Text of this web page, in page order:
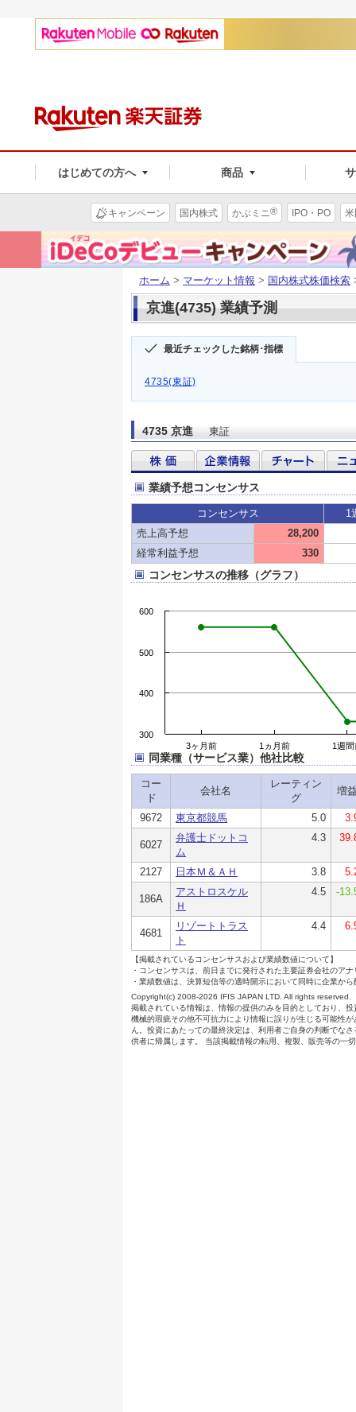
はじめての方へ 商品
キャンペーン 国内株式 かぶミニ® IPO・PO
ホーム > マーケット情報 > 国内株式株価検索
京進(4735) 業績予測
最近チェックした銘柄･指標
4735(東証)
4735 京進 東証